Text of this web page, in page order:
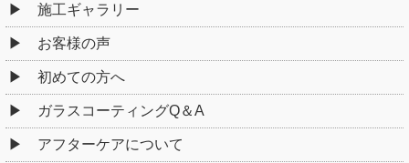
施工ギャラリー
お客様の声
初めての方へ
ガラスコーティングQ＆A
アフターケアについて